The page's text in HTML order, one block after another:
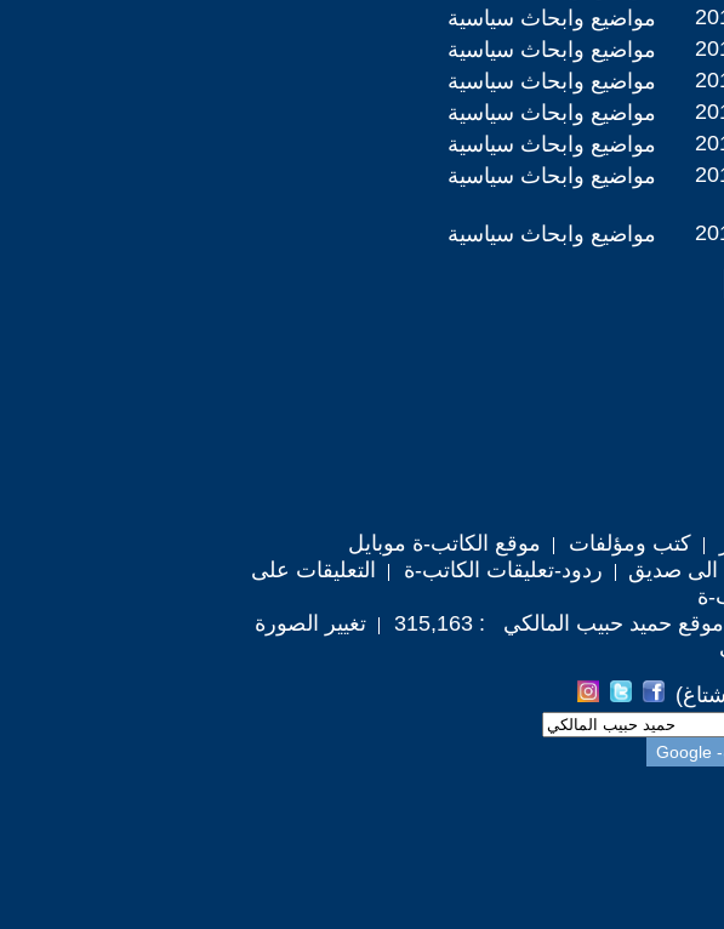
مواضيع وابحاث سياسية
مواضيع وابحاث سياسية
مواضيع وابحاث سياسية
مواضيع وابحاث سياسية
مواضيع وابحاث سياسية
مواضيع وابحاث سياسية
مواضيع وابحاث سياسية
كتب ومؤلفات
موقع الكاتب-ة موبايل
الى صديق ردود-تعليقات الكاتب-ة
التعليقات على
ة
حميد حبيب المالكي : 315,163
تغيير الصورة